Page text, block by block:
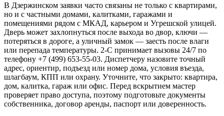
В Дзержинском заявки часто связаны не только с квартирами,
но и с частными домами, калитками, гаражами и
помещениями рядом с МКАД, карьером и Угрешской улицей.
Дверь может захлопнуться после выхода во двор, ключи —
потеряться в дороге, а уличный замок — заесть после влаги
или перепада температуры. 2-С принимает вызовы 24/7 по
телефону +7 (499) 653-55-03. Диспетчеру назовите точный
адрес, ориентир, подъезд или номер дома, условия въезда,
шлагбаум, КПП или охрану. Уточните, что закрыто: квартира,
дом, калитка, гараж или офис. Перед вскрытием мастер
проверяет право доступа, поэтому подготовьте документы
собственника, договор аренды, паспорт или доверенность.